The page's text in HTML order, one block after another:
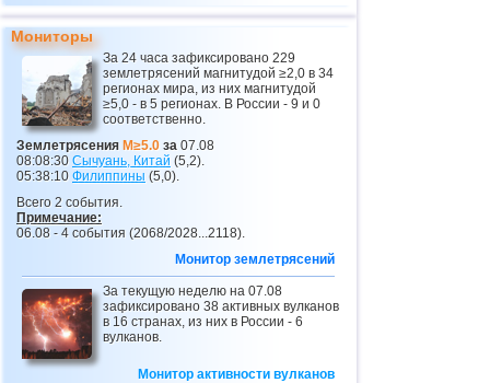
23 Эквадор
Карибское море 3,8 1
25 Греция 3,0...3,7
26 Норвегия
27 Пуэрто-Рико
28 Коста-Рика
29 Хорватия
3,5 1
31 Сент-Винсент и Гренадины
32 Венесуэла 3,5
33 Боливия
Мониторы
За 24 часа зафиксировано 229
землетрясений магнитудой ≥2,0 в 34
регионах мира, из них магнитудой
≥5,0 - в 5 регионах. В России - 9 и 0
соответственно.
Землетрясения M≥5.0 за 07.08
08:08:30 Сычуань, Китай (5,2).
05:38:10 Филиппины (5,0).
Всего 2 события.
Примечание:
06.08 - 4 события (2068/2028...2118).
Монитор землетрясений
За текущую неделю на 07.08
зафиксировано 38 активных вулканов
в 16 странах, из них в России - 6
вулканов.
Монитор активности вулканов